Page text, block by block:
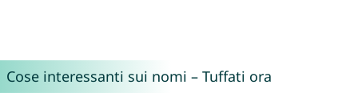
Cose interessanti sui nomi – Tuffati ora